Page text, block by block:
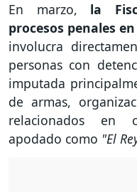
En marzo, la
procesos penales
involucra
personas con
imputada
de armas,
relacionados en
apodado como "El